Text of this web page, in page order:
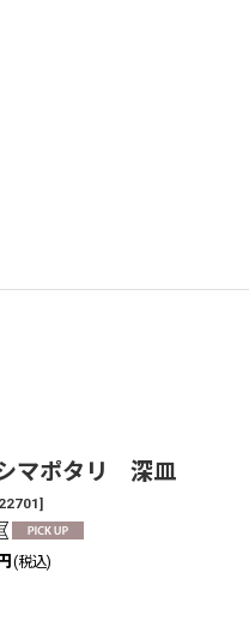
マポタリ 深皿
]
(税込)